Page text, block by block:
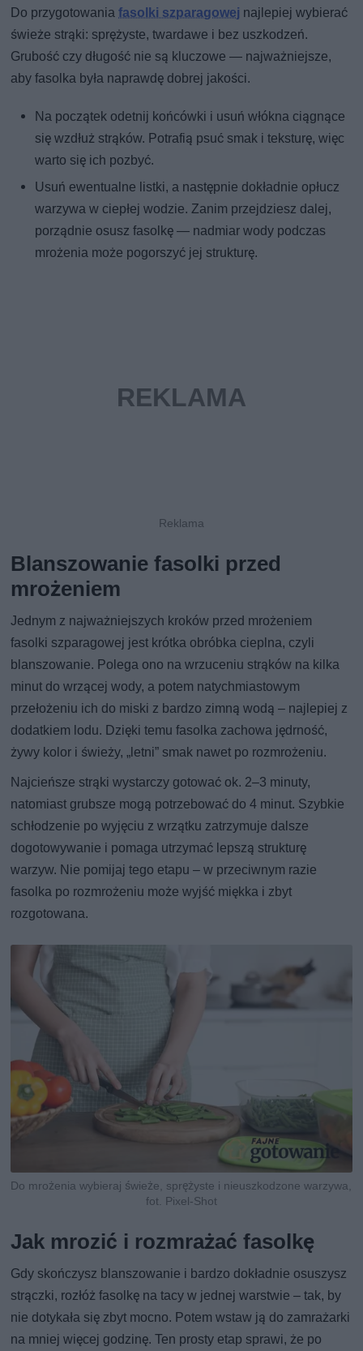
Do przygotowaniafasolki szparagowej najlepiej wybierać
świeże strąki: sprężyste, twardawe i bez uszkodzeń.
Grubość czy długość nie są kluczowe — najważniejsze,
aby fasolka była naprawdę dobrej jakości.
Na początek odetnij końcówki i usuń włókna ciągnące
się wzdłuż strąków. Potrafią psuć smak i teksturę, więc
warto się ich pozbyć.
Usuń ewentualne listki, a następnie dokładnie opłucz
warzywa w ciepłej wodzie. Zanim przejdziesz dalej,
porządnie osusz fasolkę — nadmiar wody podczas
mrożenia może pogorszyć jej strukturę.
Blanszowanie fasolki przed
mrożeniem
Jednym z najważniejszych kroków przed mrożeniem
fasolki szparagowej jest krótka obróbka cieplna, czyli
blanszowanie. Polega ono na wrzuceniu strąków na kilka
minut do wrzącej wody, a potem natychmiastowym
przełożeniu ich do miski z bardzo zimną wodą – najlepiej z
dodatkiem lodu. Dzięki temu fasolka zachowa jędrność,
żywy kolor i świeży, „letni” smak nawet po rozmrożeniu.
Najcieńsze strąki wystarczy gotować ok. 2–3 minuty,
natomiast grubsze mogą potrzebować do 4 minut. Szybkie
schłodzenie po wyjęciu z wrzątku zatrzymuje dalsze
dogotowywanie i pomaga utrzymać lepszą strukturę
warzyw. Nie pomijaj tego etapu – w przeciwnym razie
fasolka po rozmrożeniu może wyjść miękka i zbyt
rozgotowana.
Do mrożenia wybieraj świeże, sprężyste i nieuszkodzone warzywa,
fot. Pixel-Shot
Jak mrozić i rozmrażać fasolkę
Gdy skończysz blanszowanie i bardzo dokładnie osuszysz
strączki, rozłóż fasolkę na tacy w jednej warstwie – tak, by
nie dotykała się zbyt mocno. Potem wstaw ją do zamrażarki
na mniej więcej godzinę. Ten prosty etap sprawi, że po